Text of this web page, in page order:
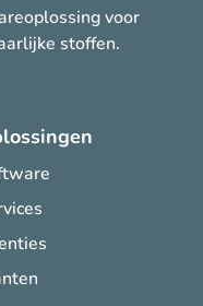
voor
stoffen.